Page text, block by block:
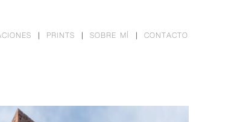
PRINTS SOBRE MÍ CONTACTO